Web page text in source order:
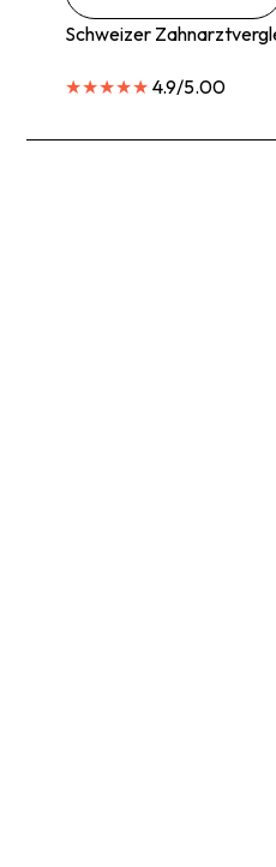
Schweizer
★★★★★4.9/5.00